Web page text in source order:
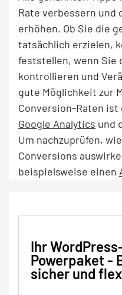
Rate verbessern und
erhöhen. Ob Sie die
tatsächlich erzielen,
feststellen, wenn Sie
kontrollieren und
gute Möglichkeit zur
Conversion-Raten ist
Google Analytics und
Um nachzuprüfen,
Conversions
beispielsweise einen
Ihr
Powerpaket -
sicher und